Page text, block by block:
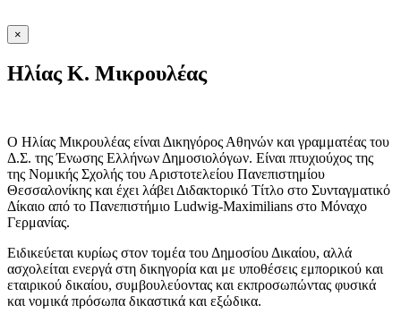
×
Ηλίας K. Μικρουλέας
Ο Ηλίας Μικρουλέας είναι Δικηγόρος Αθηνών και γραμματέας του
Δ.Σ. της Ένωσης Ελλήνων Δημοσιολόγων. Είναι πτυχιούχος της
της Νομικής Σχολής του Αριστοτελείου Πανεπιστημίου
Θεσσαλονίκης και έχει λάβει Διδακτορικό Τίτλο στο Συνταγματικό
Δίκαιο από το Πανεπιστήμιο Ludwig-Maximilians στο Μόναχο
Γερμανίας.
Eιδικεύεται κυρίως στον τομέα του Δημοσίου Δικαίου, αλλά
ασχολείται ενεργά στη δικηγορία και με υποθέσεις εμπορικού και
εταιρικού δικαίου, συμβουλεύοντας και εκπροσωπώντας φυσικά
και νομικά πρόσωπα δικαστικά και εξώδικα.